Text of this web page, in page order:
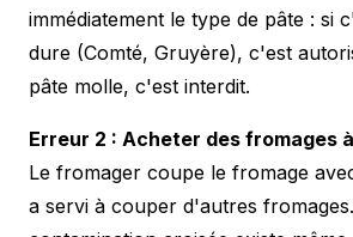
immédiatement le type de pâte : si
dure (Comté, Gruyère), c'est
pâte molle, c'est interdit.
Erreur 2 : Acheter des fromages
Le fromager coupe le fromage
a servi à couper d'autres